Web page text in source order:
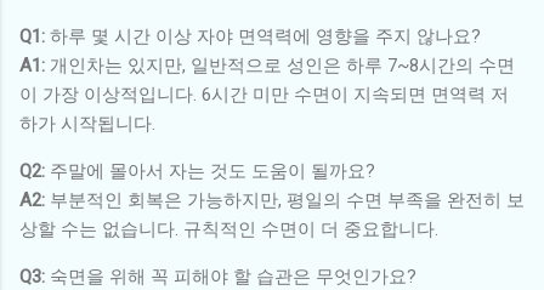
Q1: 하루 몇 시간 이상 자야 면역력에 영향을 주지 않나요?
A1: 개인차는 있지만, 일반적으로 성인은 하루 7~8시간의 수면
이 가장 이상적입니다. 6시간 미만 수면이 지속되면 면역력 저
하가 시작됩니다.
Q2: 주말에 몰아서 자는 것도 도움이 될까요?
A2: 부분적인 회복은 가능하지만, 평일의 수면 부족을 완전히 보
상할 수는 없습니다. 규칙적인 수면이 더 중요합니다.
Q3: 숙면을 위해 꼭 피해야 할 습관은 무엇인가요?